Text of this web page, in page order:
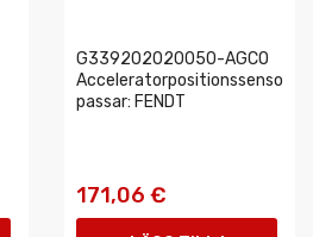
G339202020050-AGCO
Acceleratorpositionssensor
passar: FENDT
171,06 €